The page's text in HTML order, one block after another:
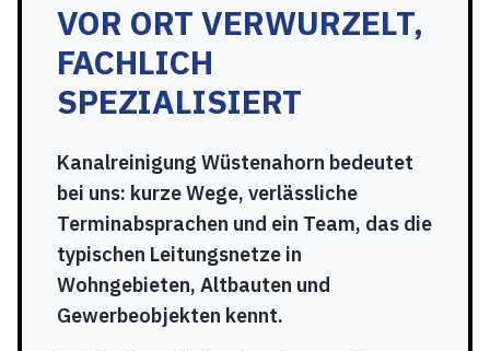
VOR ORT VERWURZELT,
FACHLICH
SPEZIALISIERT
Kanalreinigung Wüstenahorn bedeutet
bei uns: kurze Wege, verlässliche
Terminabsprachen und ein Team, das die
typischen Leitungsnetze in
Wohngebieten, Altbauten und
Gewerbeobjekten kennt.